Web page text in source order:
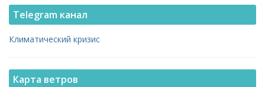
Telegram канал
Климатический кризис
Карта ветров